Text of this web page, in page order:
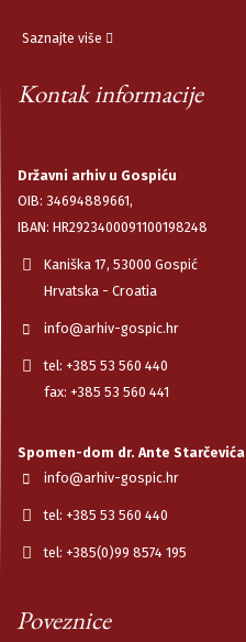
Saznajte više
Kontak informacije
Državni arhiv u Gospiću
OIB: 34694889661,
IBAN: HR2923400091100198248
Kaniška 17, 53000 Gospić
Hrvatska - Croatia
info@arhiv-gospic.hr
tel: +385 53 560 440
fax: +385 53 560 441
Spomen-dom dr. Ante Starčevića
info@arhiv-gospic.hr
tel: +385 53 560 440
tel: +385(0)99 8574 195
Poveznice